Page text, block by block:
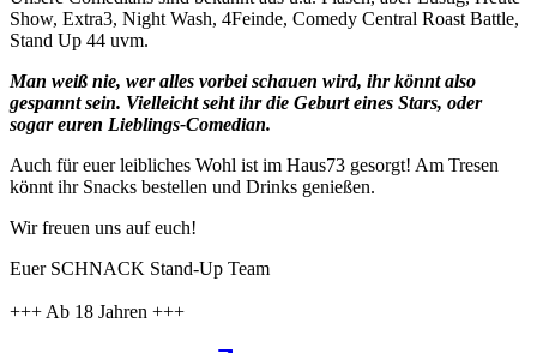
Show, Extra3, Night Wash, 4Feinde, Comedy Central Roast Battle,
Stand Up 44 uvm.
Man weiß nie, wer alles vorbei schauen wird, ihr könnt also
gespannt sein. Vielleicht seht ihr die Geburt eines Stars, oder
sogar euren Lieblings-Comedian.
Auch für euer leibliches Wohl ist im Haus73 gesorgt! Am Tresen
könnt ihr Snacks bestellen und Drinks genießen.
Wir freuen uns auf euch!
Euer SCHNACK Stand-Up Team
+++ Ab 18 Jahren +++